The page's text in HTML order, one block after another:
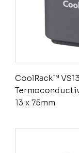
CoolRack™
13 x 75mm